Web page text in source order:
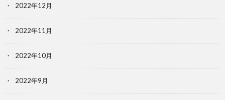
2022年12月
2022年11月
2022年10月
2022年9月